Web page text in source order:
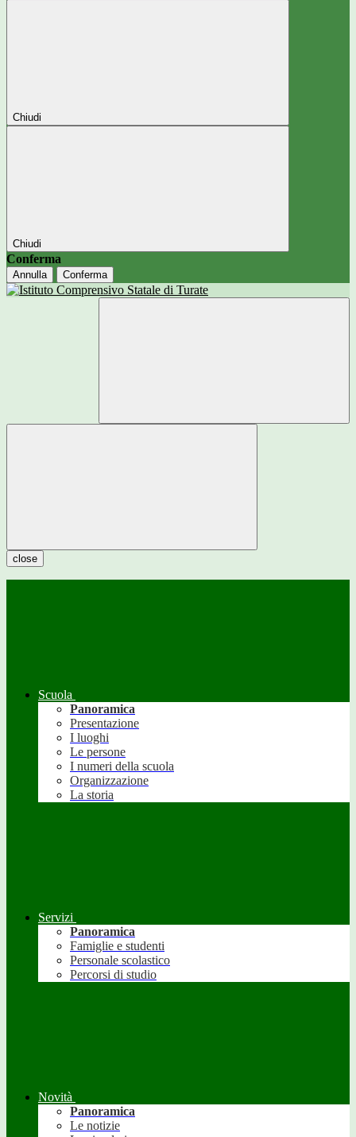
Chiudi
Chiudi
Conferma
Annulla Conferma
close
Scuola
Panoramica
Presentazione
I luoghi
Le persone
I numeri della scuola
Organizzazione
La storia
Servizi
Panoramica
Famiglie e studenti
Personale scolastico
Percorsi di studio
Novità
Panoramica
Le notizie